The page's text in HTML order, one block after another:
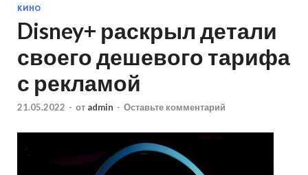
КИНО
Disney+ раскрыл детали
своего дешевого тарифа
с рекламой
21.05.2022 - от admin - Оставьте комментарий